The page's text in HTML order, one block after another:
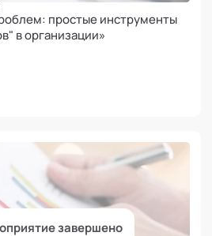
простые инструменты
в организации»
завершено